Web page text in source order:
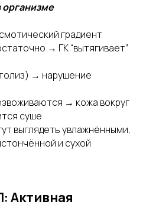
градиент
→ ГК “вытягивает”
→ нарушение
→ кожа вокруг
суше
выглядеть увлажнёнными,
и сухой
Активная